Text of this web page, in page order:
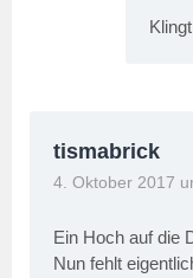
tismabrick
4. Oktober 2017
Ein Hoch auf die
Nun fehlt